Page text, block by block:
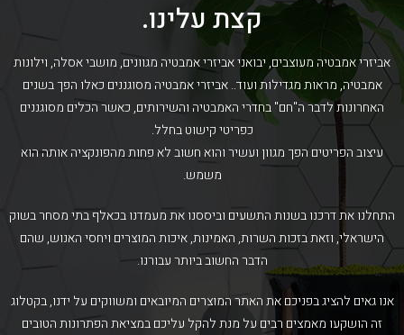
קצת עלינו.
אביזרי אמבטיה מעוצבים, יבואני אביזרי אמבטיה מגוונים, מושבי אסלה, וילונות
אמבטיה, מראות מגדילות ועוד.. אביזרי אמבטיה מסוגננים כאלו הפך בשנים
האחרונות לדבר ה"חם" בחדרי האמבטיה והשירותים, כאשר הכלים מסוגננים
כפריטי קישוט בחלל.
עיצוב הפריטים הפך מגוון ועשיר והוא חשוב לא פחות מהפונקציה אותה הוא
משמש.
התחלנו את דרכנו בשנות התשעים וביססנו את מעמדנו בכאלף בתי מסחר בשוק
הישראלי, וזאת בזכות השרות, האמינות, איכות המוצרים ויחסי האנוש, שהם
הדבר החשוב ביותר עבורנו.
אנו גאים להציג בפניכם את האתר המוצרים המיובאים ומשווקים על ידנו, בקטלוג
זה הושקעו מאמצים רבים על מנת להקל עליכם במציאת הפתרונות הטובים